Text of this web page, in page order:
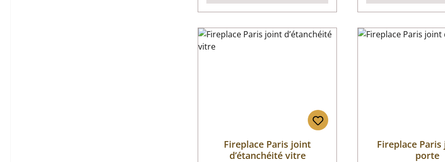
Fireplace Paris joint
d’étanchéité vitre
Fireplace
porte